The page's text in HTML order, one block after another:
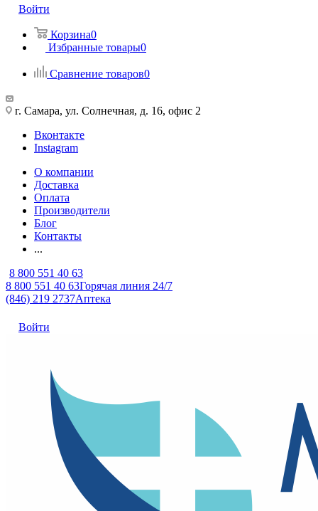
Войти
Корзина0
Избранные товары0
Сравнение товаров0
г. Самара, ул. Солнечная, д. 16, офис 2
Вконтакте
Instagram
О компании
Доставка
Оплата
Производители
Блог
Контакты
...
8 800 551 40 63
8 800 551 40 63Горячая линия 24/7
(846) 219 2737Аптека
Войти